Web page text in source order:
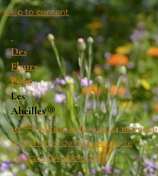
Skip to content
Des
Fleurs
Pour
Les
Abeilles®
10èmeédition - du 9 au 24 mai 2026
À l'initiative de l'Observatoire
Français d'Apidologie